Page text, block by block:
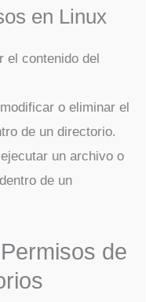
en Linux
el contenido del
o eliminar el
de un directorio.
un archivo o
de un
de